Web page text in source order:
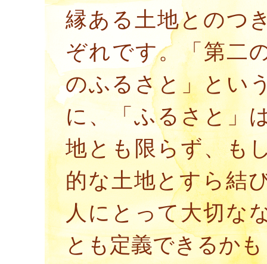
縁ある土地とのつ
ぞれです。「第二
のふるさと」とい
に、「ふるさと」
地とも限らず、も
的な土地とすら結
人にとって大切な
とも定義できるか